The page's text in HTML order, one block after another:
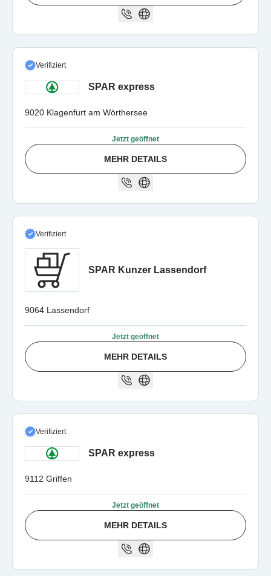
Verifiziert
SPAR express
9020 Klagenfurt am Wörthersee
Jetzt geöffnet
MEHR DETAILS
Verifiziert
SPAR Kunzer Lassendorf
9064 Lassendorf
Jetzt geöffnet
MEHR DETAILS
Verifiziert
SPAR express
9112 Griffen
Jetzt geöffnet
MEHR DETAILS